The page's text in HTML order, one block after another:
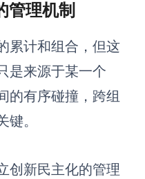
管理机制
累计和组合，但这
是来源于某一个
的有序碰撞，跨组
。
创新民主化的管理